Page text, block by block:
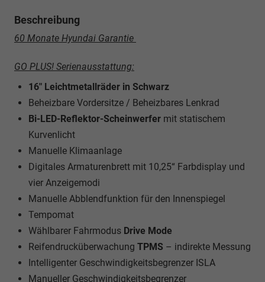
Beschreibung
60 Monate Hyundai Garantie
GO PLUS! Serienausstattung:
16" Leichtmetallräder in Schwarz
Beheizbare Vordersitze / Beheizbares Lenkrad
Bi-LED-Reflektor-Scheinwerfer mit statischem
Kurvenlicht
Manuelle Klimaanlage
Digitales Armaturenbrett mit 10,25“ Farbdisplay und
vier Anzeigemodi
Manuelle Abblendfunktion für den Innenspiegel
Tempomat
Wählbarer Fahrmodus Drive Mode
Reifendrucküberwachung TPMS – indirekte Messung
Intelligenter Geschwindigkeitsbegrenzer ISLA
Manueller Geschwindigkeitsbegrenzer